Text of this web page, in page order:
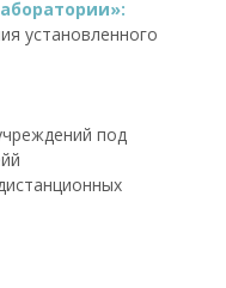
установленного
под